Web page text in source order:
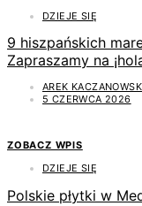
DZIEJE SIĘ
9 hiszpańskich
Zapraszamy na
AREK
5 CZERWCA 2026
ZOBACZ WPIS
DZIEJE SIĘ
Polskie płytki w